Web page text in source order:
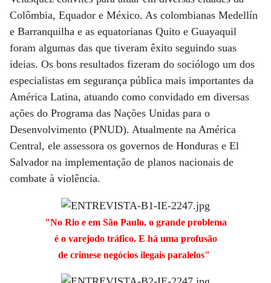
Colômbia, Equador e México. As colombianas Medellín
e Barranquilha e as equatorianas Quito e Guayaquil
foram algumas das que tiveram êxito seguindo suas
ideias. Os bons resultados fizeram do sociólogo um dos
especialistas em segurança pública mais importantes da
América Latina, atuando como convidado em diversas
ações do Programa das Nações Unidas para o
Desenvolvimento (PNUD). Atualmente na América
Central, ele assessora os governos de Honduras e El
Salvador na implementação de planos nacionais de
combate à violência.
"No Rio e em São Paulo, o grande problema
é o varejodo tráfico. E há uma profusão
de crimese negócios ilegais paralelos"